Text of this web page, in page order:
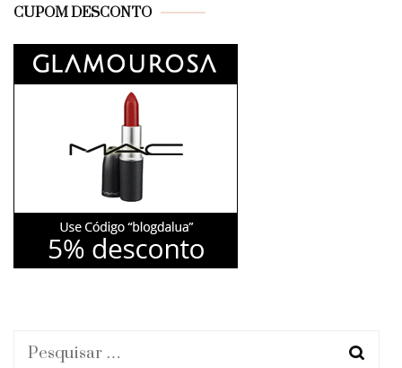
CUPOM DESCONTO
Pesquisar